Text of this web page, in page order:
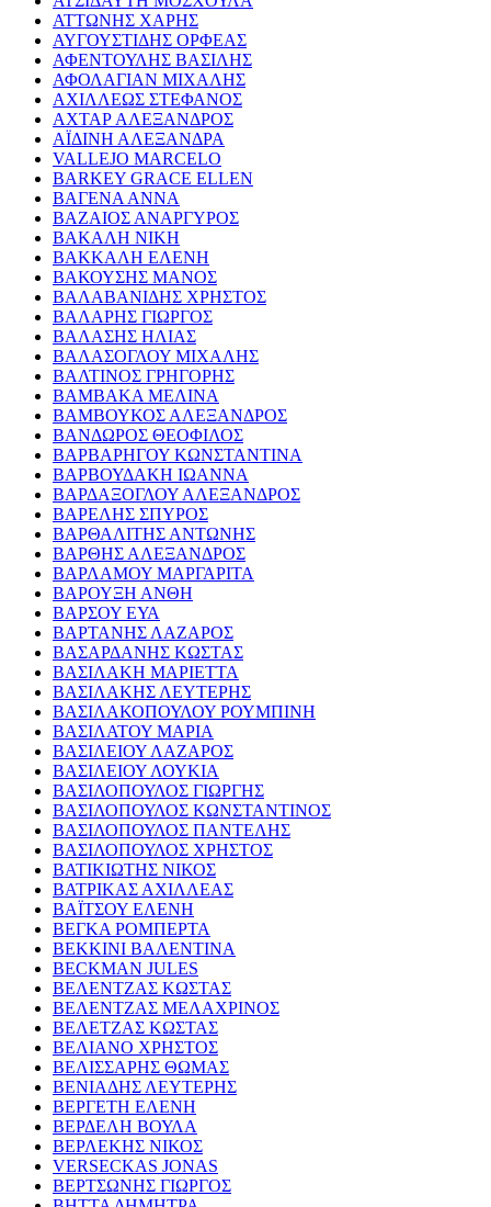
ΑΤΤΩΝΗΣ ΧΑΡΗΣ
ΑΥΓΟΥΣΤΙΔΗΣ ΟΡΦΕΑΣ
ΑΦΕΝΤΟΥΛΗΣ ΒΑΣΙΛΗΣ
ΑΦΟΛΑΓΙΑΝ ΜΙΧΑΛΗΣ
ΑΧΙΛΛΕΩΣ ΣΤΕΦΑΝΟΣ
ΑΧΤΑΡ ΑΛΕΞΑΝΔΡΟΣ
ΑΪΔΙΝΗ ΑΛΕΞΑΝΔΡΑ
VALLEJO MARCELO
BARKEY GRACE ELLEN
ΒΑΓΕΝΑ ΑΝΝΑ
ΒΑΖΑΙΟΣ ΑΝΑΡΓΥΡΟΣ
ΒΑΚΑΛΗ ΝΙΚΗ
ΒΑΚΚΑΛΗ ΕΛΕΝΗ
ΒΑΚΟΥΣΗΣ ΜΑΝΟΣ
ΒΑΛΑΒΑΝΙΔΗΣ ΧΡΗΣΤΟΣ
ΒΑΛΑΡΗΣ ΓΙΩΡΓΟΣ
ΒΑΛΑΣΗΣ ΗΛΙΑΣ
ΒΑΛΑΣΟΓΛΟΥ ΜΙΧΑΛΗΣ
ΒΑΛΤΙΝΟΣ ΓΡΗΓΟΡΗΣ
ΒΑΜΒΑΚΑ ΜΕΛΙΝΑ
ΒΑΜΒΟΥΚΟΣ ΑΛΕΞΑΝΔΡΟΣ
ΒΑΝΔΩΡΟΣ ΘΕΟΦΙΛΟΣ
ΒΑΡΒΑΡΗΓΟΥ ΚΩΝΣΤΑΝΤΙΝΑ
ΒΑΡΒΟΥΔΑΚΗ ΙΩΑΝΝΑ
ΒΑΡΔΑΞΟΓΛΟΥ ΑΛΕΞΑΝΔΡΟΣ
ΒΑΡΕΛΗΣ ΣΠΥΡΟΣ
ΒΑΡΘΑΛΙΤΗΣ ΑΝΤΩΝΗΣ
ΒΑΡΘΗΣ ΑΛΕΞΑΝΔΡΟΣ
ΒΑΡΛΑΜΟΥ ΜΑΡΓΑΡΙΤΑ
ΒΑΡΟΥΞΗ ΑΝΘΗ
ΒΑΡΣΟΥ ΕΥΑ
ΒΑΡΤΑΝΗΣ ΛΑΖΑΡΟΣ
ΒΑΣΑΡΔΑΝΗΣ ΚΩΣΤΑΣ
ΒΑΣΙΛΑΚΗ ΜΑΡΙΕΤΤΑ
ΒΑΣΙΛΑΚΗΣ ΛΕΥΤΕΡΗΣ
ΒΑΣΙΛΑΚΟΠΟΥΛΟΥ ΡΟΥΜΠΙΝΗ
ΒΑΣΙΛΑΤΟΥ ΜΑΡΙΑ
ΒΑΣΙΛΕΙΟΥ ΛΑΖΑΡΟΣ
ΒΑΣΙΛΕΙΟΥ ΛΟΥΚΙΑ
ΒΑΣΙΛΟΠΟΥΛΟΣ ΓΙΩΡΓΗΣ
ΒΑΣΙΛΟΠΟΥΛΟΣ ΚΩΝΣΤΑΝΤΙΝΟΣ
ΒΑΣΙΛΟΠΟΥΛΟΣ ΠΑΝΤΕΛΗΣ
ΒΑΣΙΛΟΠΟΥΛΟΣ ΧΡΗΣΤΟΣ
ΒΑΤΙΚΙΩΤΗΣ ΝΙΚΟΣ
ΒΑΤΡΙΚΑΣ ΑΧΙΛΛΕΑΣ
ΒΑΪΤΣΟΥ ΕΛΕΝΗ
ΒΕΓΚΑ ΡΟΜΠΕΡΤΑ
ΒΕΚΚΙΝΙ ΒΑΛΕΝΤΙΝΑ
BECKMAN JULES
ΒΕΛΕΝΤΖΑΣ ΚΩΣΤΑΣ
ΒΕΛΕΝΤΖΑΣ ΜΕΛΑΧΡΙΝΟΣ
ΒΕΛΕΤΖΑΣ ΚΩΣΤΑΣ
ΒΕΛΙΑΝΟ ΧΡΗΣΤΟΣ
ΒΕΛΙΣΣΑΡΗΣ ΘΩΜΑΣ
ΒΕΝΙΑΔΗΣ ΛΕΥΤΕΡΗΣ
ΒΕΡΓΕΤΗ ΕΛΕΝΗ
ΒΕΡΔΕΛΗ ΒΟΥΛΑ
ΒΕΡΛΕΚΗΣ ΝΙΚΟΣ
VERSECKAS JONAS
ΒΕΡΤΣΩΝΗΣ ΓΙΩΡΓΟΣ